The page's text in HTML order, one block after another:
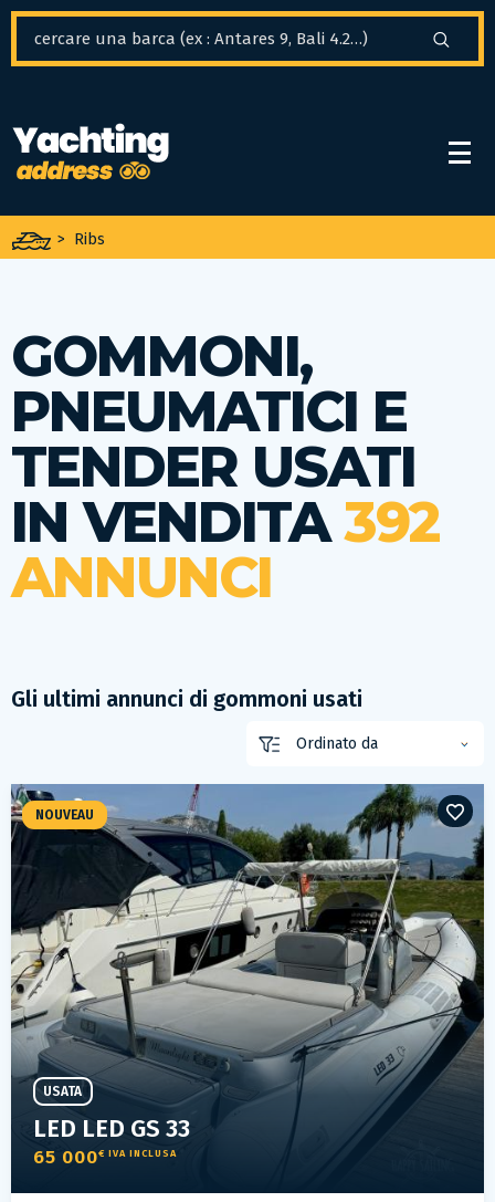
> Ribs
GOMMONI,
PNEUMATICI E
TENDER USATI
IN VENDITA392
ANNUNCI
Gli ultimi annunci di gommoni usati
LED LED GS 33
65 000€ IVA INCLUSA
USATA
NOUVEAU
Pannello di gestione dei cookies